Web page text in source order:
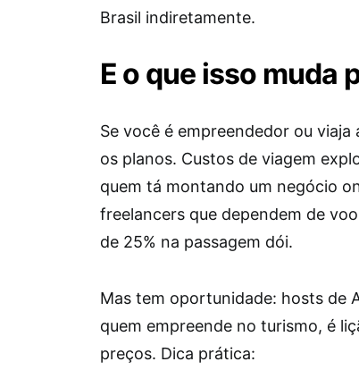
Brasil indiretamente.
E o que isso muda
Se você é empreendedor ou
os planos. Custos de viagem
quem tá montando um negócio
freelancers que dependem de
de 25% na passagem dói.
Mas tem oportunidade: hosts de
quem empreende no turismo, é
preços. Dica prática: